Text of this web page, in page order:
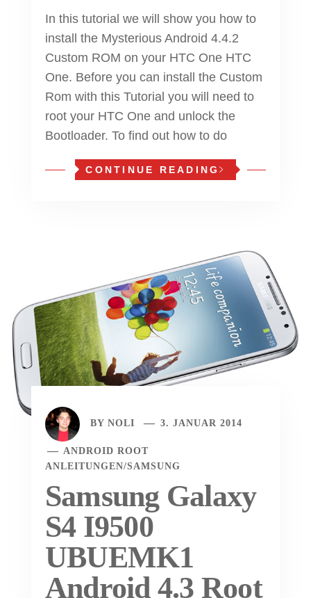
In this tutorial we will show you how to
install the Mysterious Android 4.4.2
Custom ROM on your HTC One HTC
One. Before you can install the Custom
Rom with this Tutorial you will need to
root your HTC One and unlock the
Bootloader. To find out how to do
CONTINUE READING
BY NOLI 3. JANUAR 2014
ANDROID ROOT
ANLEITUNGEN/SAMSUNG
Samsung Galaxy
S4 I9500
UBUEMK1
Android 4.3 Root